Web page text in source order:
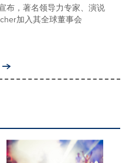
布，著名领导力专家、演说
加入其全球董事会